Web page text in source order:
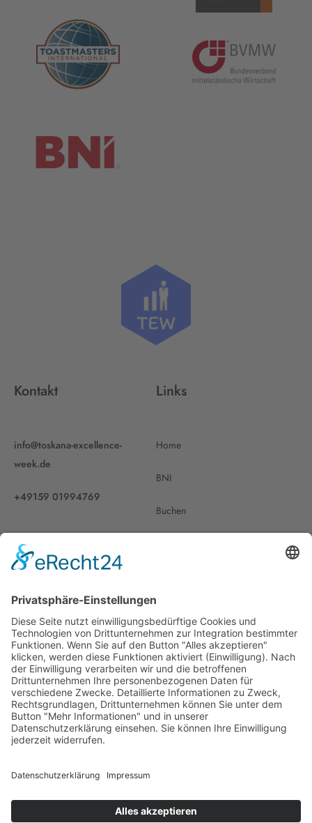
Kontakt
info@toskana-excellence-
week.de
+49159 01994769
Links
Home
BNI
Buchen
Impressum
Datenschutzerklärung
Erstellt von
Als Trainer und Coach bin ich
spezialisiert auf die Bereiche
Körpersprache, Stimme und
Redegestaltung. Mir ist es sehr
wichtig, dass meine Kunden
praktische Erfahrungen sammeln